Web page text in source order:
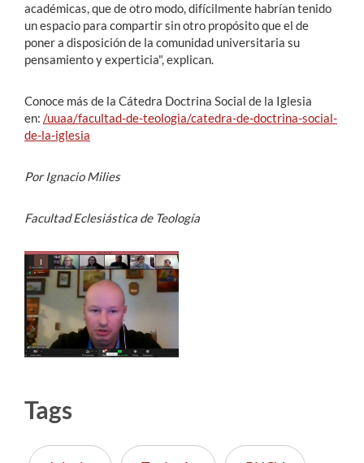
académicas, que de otro modo, difícilmente habrían tenido
un espacio para compartir sin otro propósito que el de
poner a disposición de la comunidad universitaria su
pensamiento y experticia", explican.
Conoce más de la Cátedra Doctrina Social de la Iglesia
en: /uuaa/facultad-de-teologia/catedra-de-doctrina-social-
de-la-iglesia
Por Ignacio Milies
Facultad Eclesiástica de Teología
Tags